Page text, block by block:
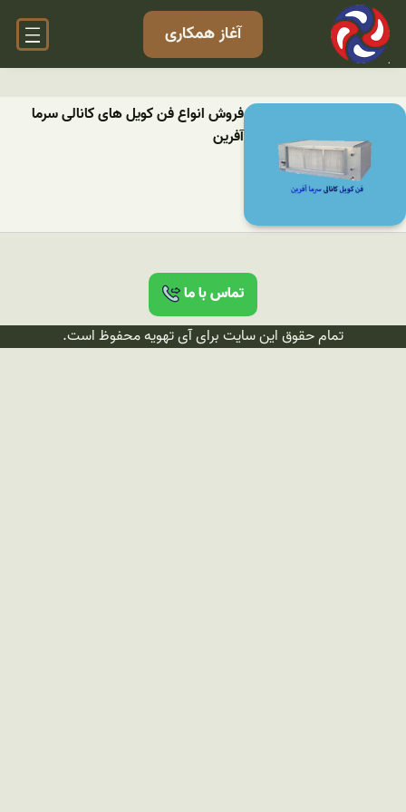
آغاز همکاری
فروش انواع فن کویل های کانالی سرما
آفرین
تماس با ما
تمام حقوق این سایت برای آی تهویه محفوظ است.